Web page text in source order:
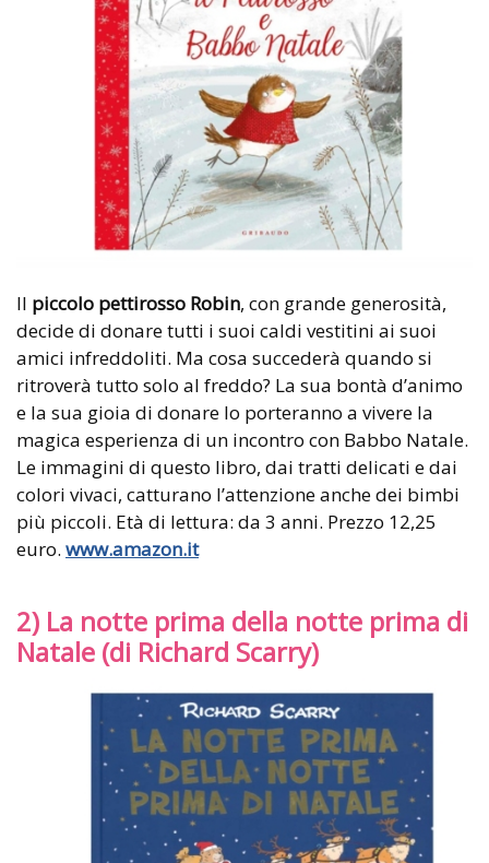
Il piccolo pettirosso Robin, con grande generosità,
decide di donare tutti i suoi caldi vestitini ai suoi
amici infreddoliti. Ma cosa succederà quando si
ritroverà tutto solo al freddo? La sua bontà d’animo
e la sua gioia di donare lo porteranno a vivere la
magica esperienza di un incontro con Babbo Natale.
Le immagini di questo libro, dai tratti delicati e dai
colori vivaci, catturano l’attenzione anche dei bimbi
più piccoli. Età di lettura: da 3 anni. Prezzo 12,25
euro. www.amazon.it
2) La notte prima della notte prima di
Natale (di Richard Scarry)